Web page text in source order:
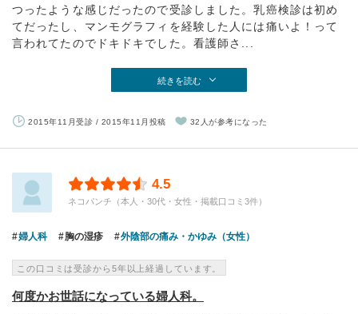
つったような感じだったので受診しました。乳癌検診は初め
てだったし、マンモグラフィを経験した人には痛いよ！って
言われてたのでドキドキでした。看護師さ...
続きを読む
2015年11月受診 / 2015年11月投稿 32人が参考になった
4.5
ネコパンチ（本人・30代・女性・掲載口コミ3件）
婦人科 胸の湿疹 外陰部の痛み・かゆみ（女性）
この口コミは受診から5年以上経過しています。
何度かお世話になっている婦人科。